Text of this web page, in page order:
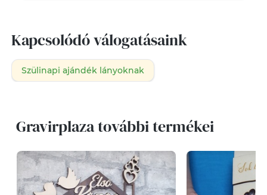
Kapcsolódó válogatásaink
Szülinapi ajándék lányoknak
Gravirplaza további termékei